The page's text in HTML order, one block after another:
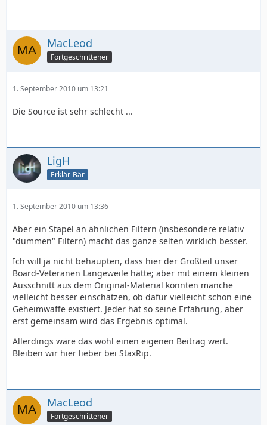
MacLeod
Fortgeschrittener
1. September 2010 um 13:21
Die Source ist sehr schlecht ...
LigH
Erklär-Bär
1. September 2010 um 13:36
Aber ein Stapel an ähnlichen Filtern (insbesondere relativ
"dummen" Filtern) macht das ganze selten wirklich besser.
Ich will ja nicht behaupten, dass hier der Großteil unser
Board-Veteranen Langeweile hätte; aber mit einem kleinen
Ausschnitt aus dem Original-Material könnten manche
vielleicht besser einschätzen, ob dafür vielleicht schon eine
Geheimwaffe existiert. Jeder hat so seine Erfahrung, aber
erst gemeinsam wird das Ergebnis optimal.
Allerdings wäre das wohl einen eigenen Beitrag wert.
Bleiben wir hier lieber bei StaxRip.
MacLeod
Fortgeschrittener